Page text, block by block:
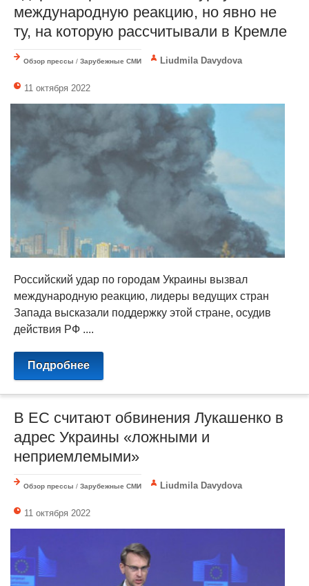
международную реакцию, но явно не
ту, на которую рассчитывали в Кремле
Обзор прессы / Зарубежные СМИ Liudmila Davydova
11 октября 2022
Российский удар по городам Украины вызвал
международную реакцию, лидеры ведущих стран
Запада высказали поддержку этой стране, осудив
действия РФ ....
Подробнее
В ЕС считают обвинения Лукашенко в
адрес Украины «ложными и
неприемлемыми»
Обзор прессы / Зарубежные СМИ Liudmila Davydova
11 октября 2022